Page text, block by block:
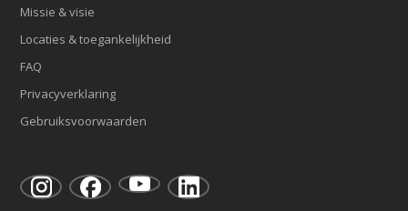
Missie & visie
Locaties & toegankelijkheid
FAQ
Privacyverklaring
Gebruiksvoorwaarden